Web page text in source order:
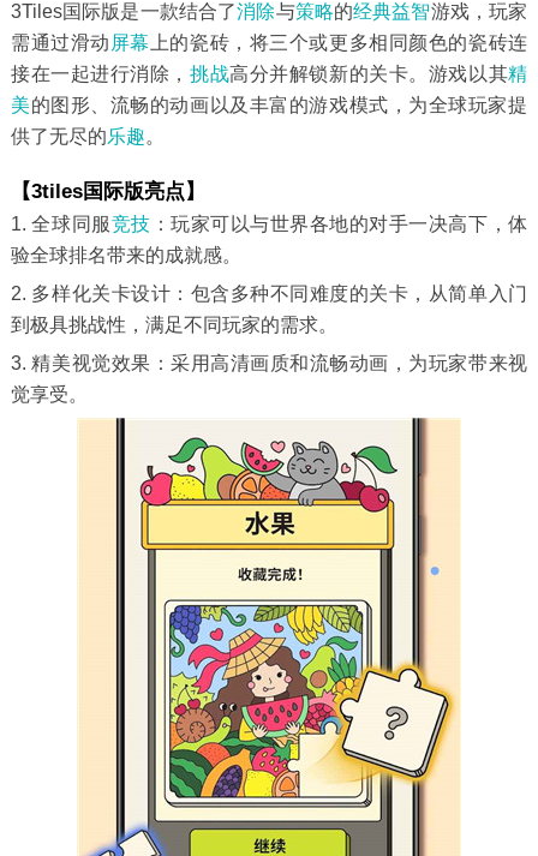
3Tiles国际版是一款结合了消除与策略的经典益智游戏，玩家
需通过滑动 屏幕 上的瓷砖，将三个或更多相同颜色的瓷砖连
接在一起进行消除，挑战高分并解锁新的关卡。游戏以其精
美的图形、流畅的动画以及丰富的游戏模式，为全球玩家提
供了无尽的乐趣。
【3tiles国际版亮点】
1. 全球同服竞技 ：玩家可以与世界各地的对手一决高下，体
验全球排名带来的成就感。
2. 多样化关卡设计：包含多种不同难度的关卡，从简单入门
到极具挑战性，满足不同玩家的需求。
3. 精美视觉效果：采用高清画质和流畅动画，为玩家带来视
觉享受。